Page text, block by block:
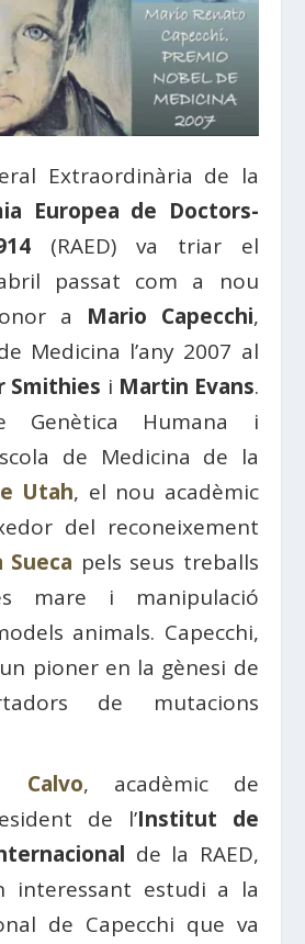
Extraordinària de la
Europea de Doctors-
(RAED) va triar el
passat com a nou
a Mario Capecchi,
Medicina l’any 2007 al
Smithies i Martin Evans.
Genètica Humana i
de Medicina de la
Utah, el nou acadèmic
del reconeixement
Sueca pels seus treballs
mare i manipulació
animals. Capecchi,
pioner en la gènesi de
de mutacions
Calvo, acadèmic de
de l’Institut de
de la RAED,
interessant estudi a la
de Capecchi que va